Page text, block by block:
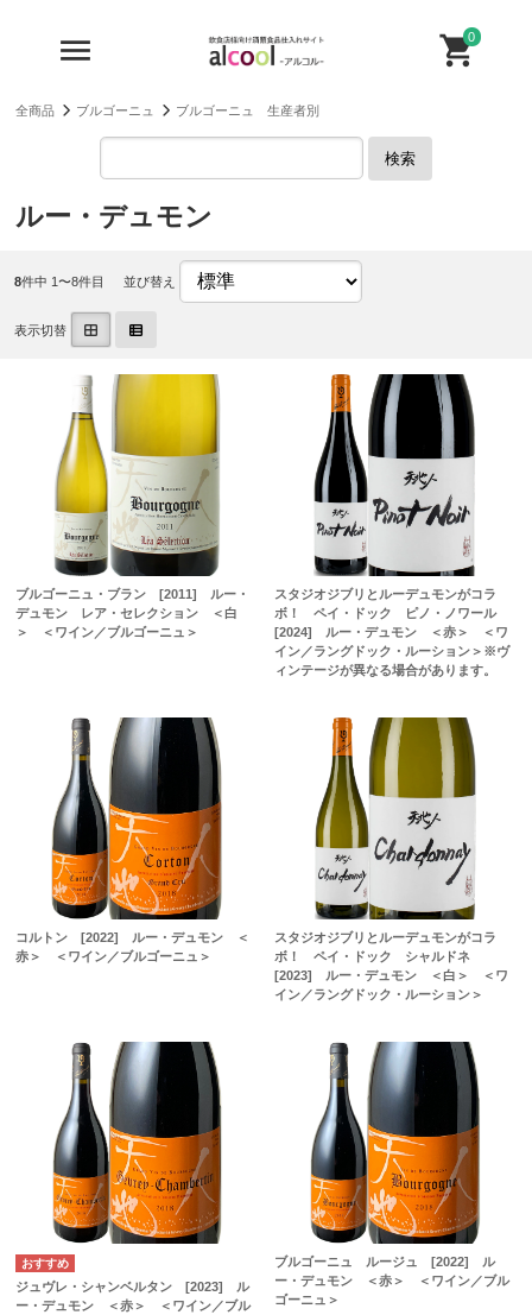
0
全商品 ブルゴーニュ ブルゴーニュ 生産者別
検索
ルー・デュモン
8件中 1〜8件目 並び替え
表示切替
ブルゴーニュ・ブラン [2011] ルー・
デュモン レア・セレクション ＜白
＞ ＜ワイン／ブルゴーニュ＞
スタジオジブリとルーデュモンがコラ
ボ！ ペイ・ドック ピノ・ノワール
[2024] ルー・デュモン ＜赤＞ ＜ワ
イン／ラングドック・ルーション＞※ヴ
ィンテージが異なる場合があります。
コルトン [2022] ルー・デュモン ＜
赤＞ ＜ワイン／ブルゴーニュ＞
スタジオジブリとルーデュモンがコラ
ボ！ ペイ・ドック シャルドネ
[2023] ルー・デュモン ＜白＞ ＜ワ
イン／ラングドック・ルーション＞
ジュヴレ・シャンベルタン [2023] ル
ー・デュモン ＜赤＞ ＜ワイン／ブル
ブルゴーニュ ルージュ [2022] ル
ー・デュモン ＜赤＞ ＜ワイン／ブル
ゴーニュ＞